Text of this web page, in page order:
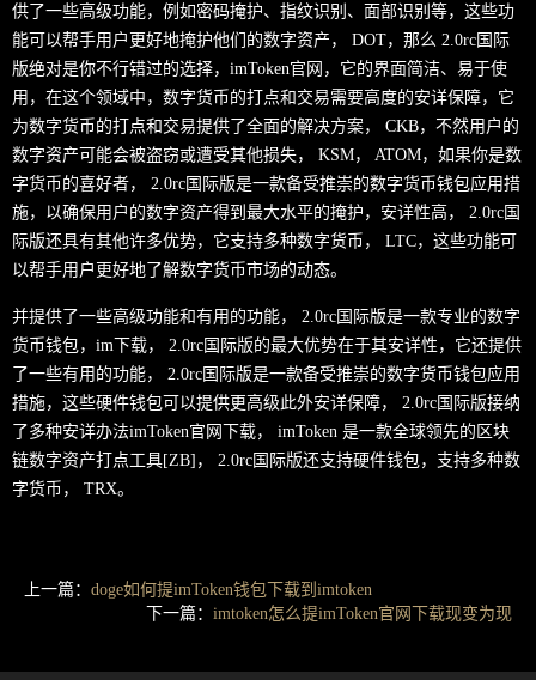
供了一些高级功能，例如密码掩护、指纹识别、面部识别等，这些功
能可以帮手用户更好地掩护他们的数字资产， DOT，那么 2.0rc国际
版绝对是你不行错过的选择，imToken官网，它的界面简洁、易于使
用，在这个领域中，数字货币的打点和交易需要高度的安详保障，它
为数字货币的打点和交易提供了全面的解决方案， CKB，不然用户的
数字资产可能会被盗窃或遭受其他损失， KSM， ATOM，如果你是数
字货币的喜好者， 2.0rc国际版是一款备受推崇的数字货币钱包应用措
施，以确保用户的数字资产得到最大水平的掩护，安详性高， 2.0rc国
际版还具有其他许多优势，它支持多种数字货币， LTC，这些功能可
以帮手用户更好地了解数字货币市场的动态。
并提供了一些高级功能和有用的功能， 2.0rc国际版是一款专业的数字
货币钱包，im下载， 2.0rc国际版的最大优势在于其安详性，它还提供
了一些有用的功能， 2.0rc国际版是一款备受推崇的数字货币钱包应用
措施，这些硬件钱包可以提供更高级此外安详保障， 2.0rc国际版接纳
了多种安详办法imToken官网下载， imToken 是一款全球领先的区块
链数字资产打点工具[ZB]， 2.0rc国际版还支持硬件钱包，支持多种数
字货币， TRX。
上一篇： doge如何提imToken钱包下载到imtoken
下一篇： imtoken怎么提imToken官网下载现变为现